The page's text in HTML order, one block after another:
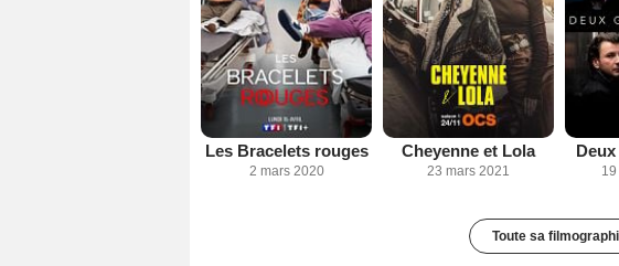
Les Bracelets rouges
2 mars 2020
Cheyenne et Lola
23 mars 2021
Toute sa